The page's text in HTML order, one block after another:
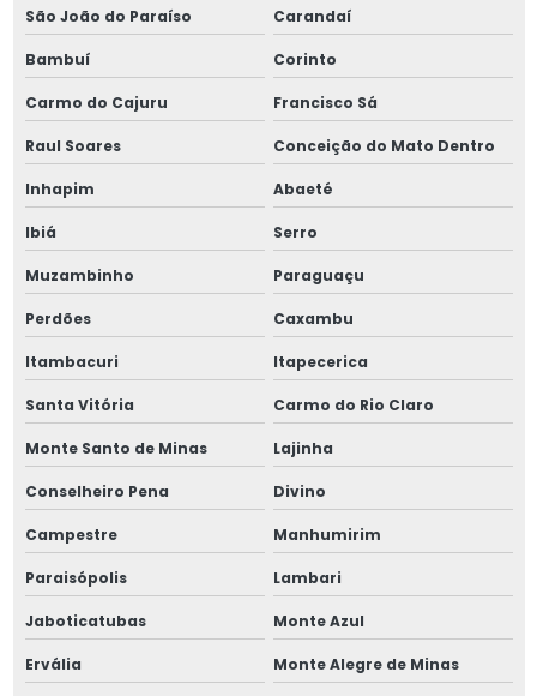
Porca km inox
Porca km m16
Porca km m20
Porca km m28
Porca km m30
Porca km m35
Porca km m55
Porca km m80
Porca km com trava
Posicionadores pinos e esfera
São João do Paraíso Carandaí
Bambuí Corinto
Carmo do Cajuru Francisco Sá
Raul Soares Conceição do Mato Dentro
Inhapim Abaeté
Ibiá Serro
Muzambinho Paraguaçu
Perdões Caxambu
Itambacuri Itapecerica
Santa Vitória Carmo do Rio Claro
Monte Santo de Minas Lajinha
Conselheiro Pena Divino
Campestre Manhumirim
Paraisópolis Lambari
Jaboticatubas Monte Azul
Ervália Monte Alegre de Minas